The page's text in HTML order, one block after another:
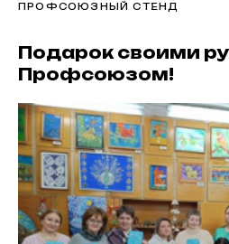
ПРОФСОЮЗНЫЙ СТЕНД
Подарок своими
Профсоюзом!